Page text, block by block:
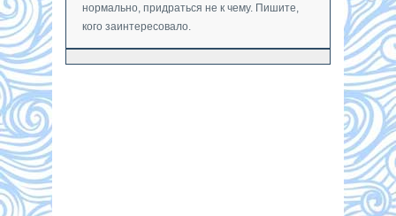
нормально, придраться не к чему. Пишите,
кого заинтересовало.